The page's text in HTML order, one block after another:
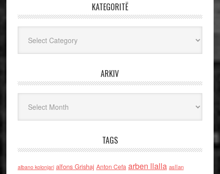
KATEGORITË
ARKIV
TAGS
albano kolonjari alfons Grishaj Anton Cefa arben llalla asllan